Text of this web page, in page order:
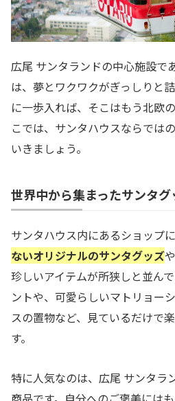
広尾 サンタランドの中心施設で
は、夢とワクワクがぎっしりと
に一歩入れば、そこはもう北欧
こでは、サンタハウスならでは
いきましょう。
世界中から集まったサンタ
サンタハウス内にあるショップに
ないオリジナルのサンタグッズ
珍しいアイテムが所狭しと並ん
ントや、可愛らしいマトリョー
スの置物など、見ているだけで
す。
特に人気なのは、広尾 サンタラ